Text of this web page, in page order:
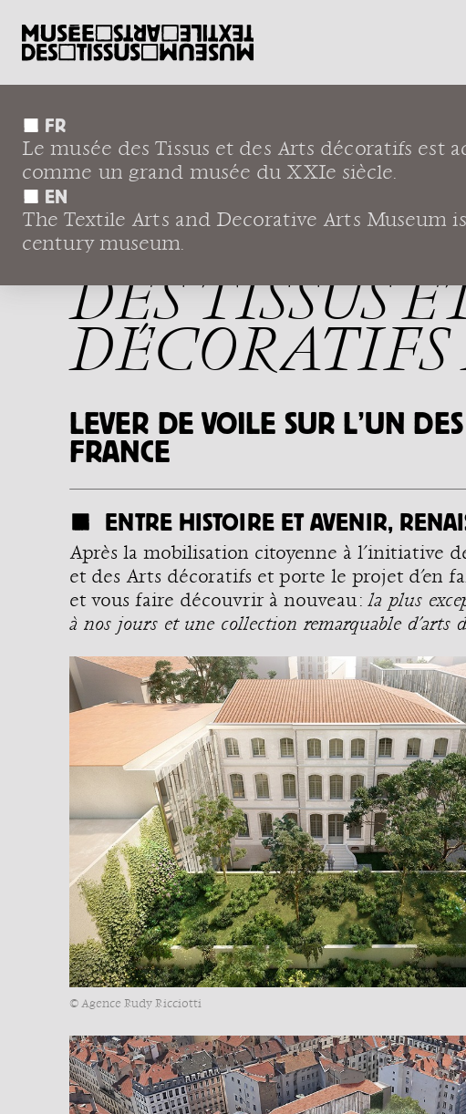
FR
Le musée des Tissus et des Arts décoratifs
comme un grand musée du XXIe siècle.
EN
The Textile Arts and Decorative Arts Museum
century museum.
←Le musée Renaissance du musée Projet
PROJET DE
DES TISSUS
LEVER DE VOILE SUR L’UN
FRANCE
ENTRE HISTOIRE ET AVENIR,
Après la mobilisation citoyenne à l’initiative
et des Arts décoratifs et porte le projet d’en
et vous faire découvrir à nouveau :la plus
à nos jours et une collection remarquable d’arts
© Agence Rudy Ricciotti